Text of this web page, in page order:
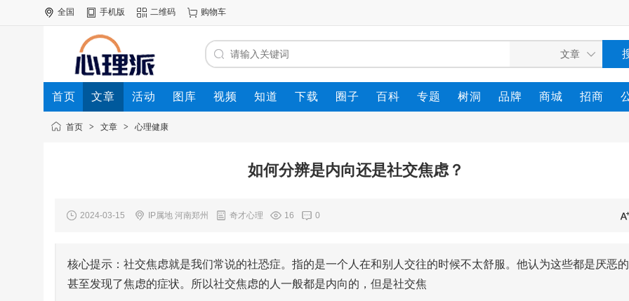
全国 手机版 二维码 购物车
首页 文章 活动 图库 视频 知道 下载 圈子 百科 专题 树洞 品牌 商城 招商
首页 > 文章 > 心理健康
如何分辨是内向还是社交焦虑？
2024-03-15 IP属地 河南郑州 奇才心理 16 0
核心提示：社交焦虑就是我们常说的社恐症。指的是一个人在和别人交往的时候不太舒服。他认为这些都是厌恶
甚至发现了焦虑的症状。所以社交焦虑的人一般都是内向的，但是社交焦